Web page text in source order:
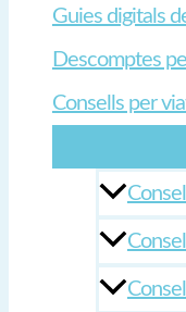
Guies digitals
Descomptes
Consells per